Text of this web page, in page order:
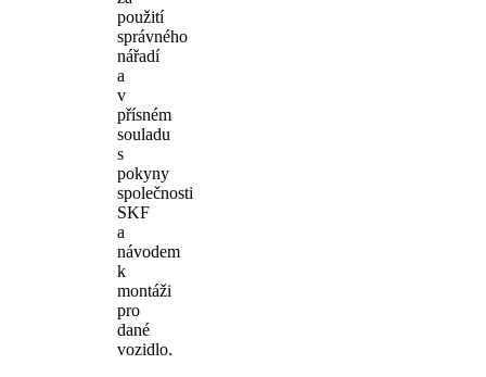
použití
správného
nářadí
a
v
přísném
souladu
s
pokyny
společnosti
SKF
a
návodem
k
montáži
pro
dané
vozidlo.